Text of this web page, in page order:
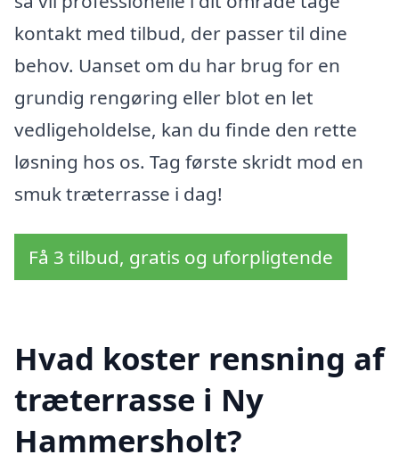
kontakt med tilbud, der passer til dine
behov. Uanset om du har brug for en
grundig rengøring eller blot en let
vedligeholdelse, kan du finde den rette
løsning hos os. Tag første skridt mod en
smuk træterrasse i dag!
Få 3 tilbud, gratis og uforpligtende
Hvad koster rensning af
træterrasse i Ny
Hammersholt?